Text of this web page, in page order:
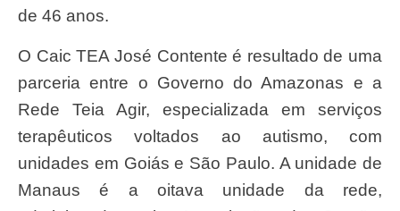
de 46 anos.
O Caic TEA José Contente é resultado de uma
parceria entre o Governo do Amazonas e a
Rede Teia Agir, especializada em serviços
terapêuticos voltados ao autismo, com
unidades em Goiás e São Paulo. A unidade de
Manaus é a oitava unidade da rede,